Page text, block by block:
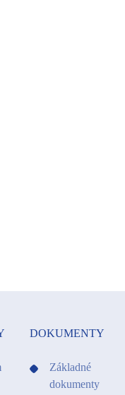
DOKUMENTY
Základné
dokumenty